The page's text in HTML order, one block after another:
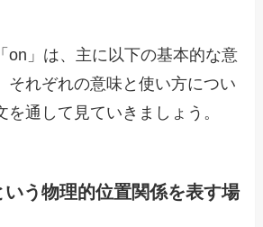
on」は、主に以下の基本的な意
それぞれの意味と使い方につい
を通して見ていきましょう。
いう物理的位置関係を表す場